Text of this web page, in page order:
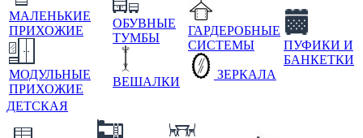
МАЛЕНЬКИЕ
ПРИХОЖИЕ
МОДУЛЬНЫЕ
ПРИХОЖИЕ
ОБУВНЫЕ
ТУМБЫ
ВЕШАЛКИ
ГАРДЕРОБНЫЕ
СИСТЕМЫ
ЗЕРКАЛА
ПУФИКИ И
БАНКЕТКИ
ДЕТСКАЯ